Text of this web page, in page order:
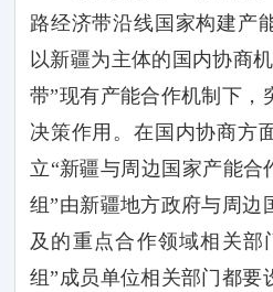
路经济带沿线国家构建产
以新疆为主体的国内协商
带”现有产能合作机制下，
决策作用。在国内协商方
立“新疆与周边国家产能合
组”由新疆地方政府与周边
及的重点合作领域相关部
组”成员单位相关部门都要